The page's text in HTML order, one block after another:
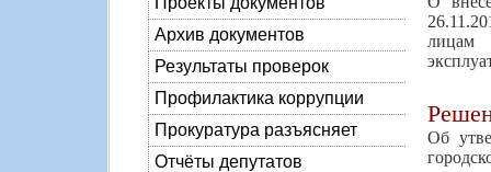
Архив документов
Результаты проверок
Профилактика коррупции
Прокуратура разъясняет
Отчёты депутатов
лицам
Об